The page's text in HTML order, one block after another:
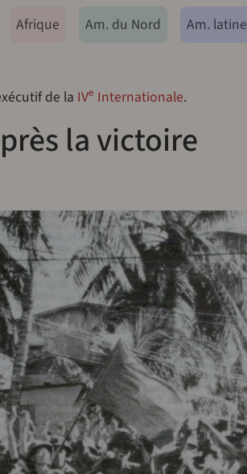
Afrique Am. du Nord Am. latine
de la IVe Internationale.
la victoire